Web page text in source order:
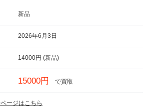
新品
2026年6月3日
14000円 (新品)
15000円 で買取
ージはこちら